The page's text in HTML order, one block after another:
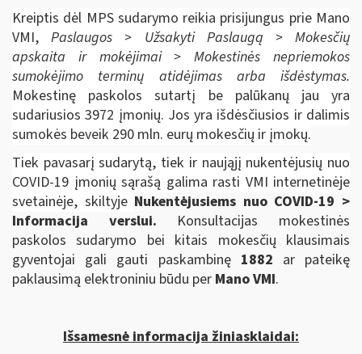
Kreiptis dėl MPS sudarymo reikia prisijungus prie Mano
VMI,Paslaugos > Užsakyti Paslaugą > Mokesčių
apskaita ir mokėjimai > Mokestinės nepriemokos
sumokėjimo terminų atidėjimas arba išdėstymas.
Mokestinę paskolos sutartį be palūkanų jau yra
sudariusios 3972 įmonių. Jos yra išdėsčiusios ir dalimis
sumokės beveik 290 mln. eurų mokesčių ir įmokų.
Tiek pavasarį sudarytą, tiek ir naująjį nukentėjusių nuo
COVID-19 įmonių sąrašą galima rasti VMI internetinėje
svetainėje, skiltyje Nukentėjusiems nuo COVID-19 >
Informacija verslui. Konsultacijas mokestinės
paskolos sudarymo bei kitais mokesčių klausimais
gyventojai gali gauti paskambinę 1882 ar pateikę
paklausimą elektroniniu būdu per Mano VMI.
Išsamesnė informacija žiniasklaidai: